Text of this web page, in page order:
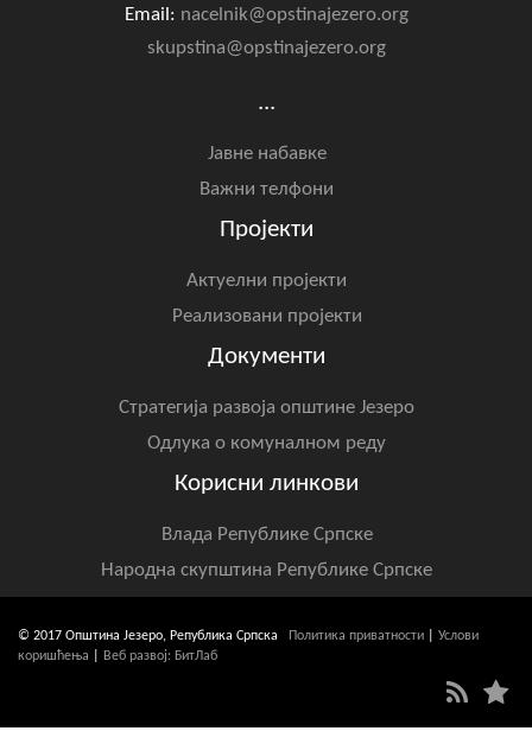
Email: nacelnik@opstinajezero.org
skupstina@opstinajezero.org
...
Јавне набавке
Важни телфони
Пројекти
Актуелни пројекти
Реализовани пројекти
Документи
Стратегија развоја општине Језеро
Одлука о комуналном реду
Корисни линкови
Влада Републике Српске
Народна скупштина Републике Српске
© 2017 Општина Језеро, Република Српска Политика приватности
Услови
коришћења
Веб развој: БитЛаб